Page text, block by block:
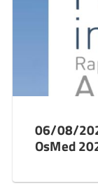
06/08/
OsMed